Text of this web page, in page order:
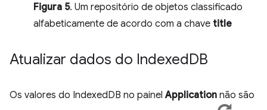
Figura 5. Um repositório de objetos classificado
alfabeticamente de acordo com a chave title
Atualizar dados do IndexedDB
Os valores do IndexedDB no painelApplication não são